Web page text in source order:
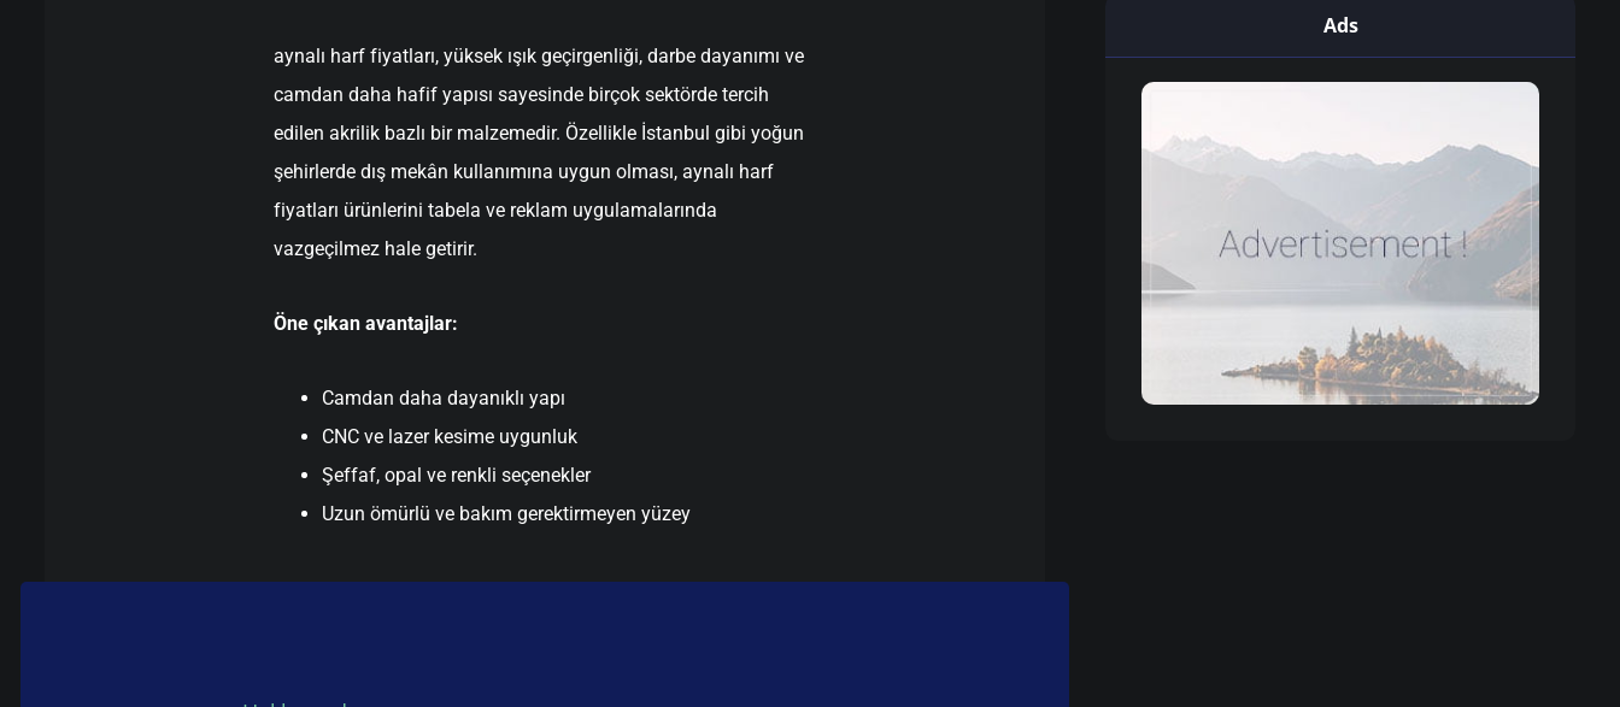
aynalı harf fiyatları, yüksek ışık geçirgenliği, darbe dayanımı ve
camdan daha hafif yapısı sayesinde birçok sektörde tercih
edilen akrilik bazlı bir malzemedir. Özellikle İstanbul gibi yoğun
şehirlerde dış mekân kullanımına uygun olması, aynalı harf
fiyatları ürünlerini tabela ve reklam uygulamalarında
vazgeçilmez hale getirir.
Öne çıkan avantajlar:
Camdan daha dayanıklı yapı
CNC ve lazer kesime uygunluk
Şeffaf, opal ve renkli seçenekler
Uzun ömürlü ve bakım gerektirmeyen yüzey
Ads